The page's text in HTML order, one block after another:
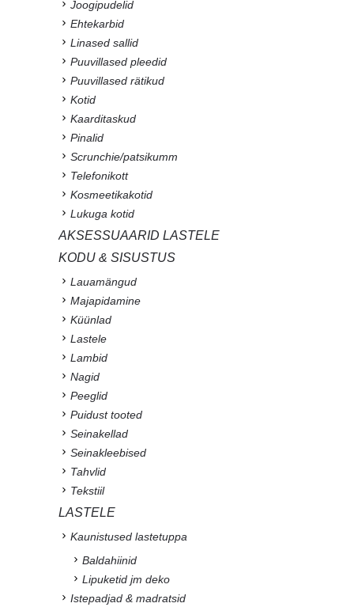
Joogipudelid
Ehtekarbid
Linased sallid
Puuvillased pleedid
Puuvillased rätikud
Kotid
Kaarditaskud
Pinalid
Scrunchie/patsikumm
Telefonikott
Kosmeetikakotid
Lukuga kotid
AKSESSUAARID LASTELE
KODU & SISUSTUS
Lauamängud
Majapidamine
Küünlad
Lastele
Lambid
Nagid
Peeglid
Puidust tooted
Seinakellad
Seinakleebised
Tahvlid
Tekstiil
LASTELE
Kaunistused lastetuppa
Baldahiinid
Lipuketid jm deko
Istepadjad & madratsid